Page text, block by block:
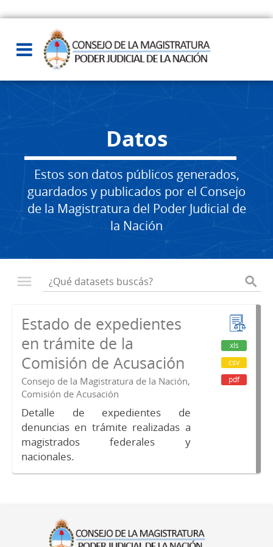
Datos
Estos son datos públicos generados,
guardados y publicados por el Consejo
de la Magistratura del Poder Judicial de
la Nación
Estado de expedientes
en trámite de la
Comisión de Acusación
Consejo de la Magistratura de la Nación,
Comisión de Acusación
Detalle de expedientes de
denuncias en trámite realizadas a
magistrados federales y
nacionales.
xls
csv
pdf